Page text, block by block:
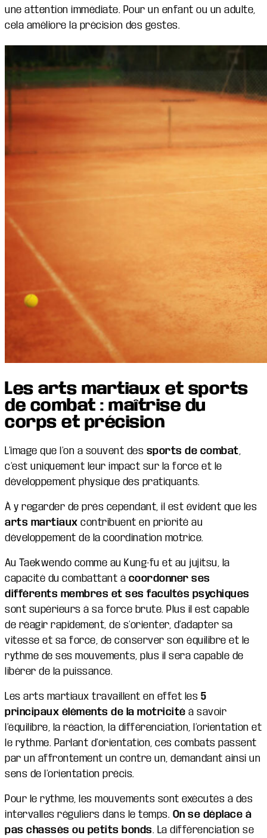
une attention immédiate. Pour un enfant ou un adulte,
cela améliore la précision des gestes.
Les arts martiaux et sports
de combat : maîtrise du
corps et précision
L’image que l’on a souvent des sports de combat
c’est uniquement leur impact sur la force et le
développement physique des pratiquants.
À y regarder de près cependant, il est évident que les
arts martiaux contribuent en priorité au
développement de la coordination motrice.
Au Taekwendo comme au Kung-fu et au jujitsu, la
capacité du combattant à coordonner ses
différents membres et ses facultés psychiques
sont supérieurs à sa force brute. Plus il est capable
de réagir rapidement, de s’orienter, d’adapter sa
vitesse et sa force, de conserver son équilibre et le
rythme de ses mouvements, plus il sera capable de
libérer de la puissance.
Les arts martiaux travaillent en effet les 5
principaux éléments de la motricité à savoir
l’équilibre, la réaction, la différenciation, l’orientation et
le rythme. Parlant d’orientation, ces combats passent
par un affrontement un contre un, demandant ainsi un
sens de l’orientation précis.
Pour le rythme, les mouvements sont exécutés à des
intervalles réguliers dans le temps. On se déplace à
pas chassés ou petits bonds. La différenciation se